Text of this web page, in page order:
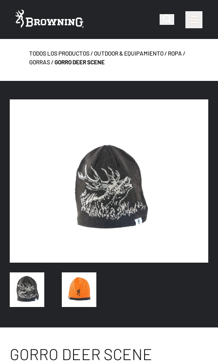
TODOS LOS PRODUCTOS OUTDOOR & EQUIPAMIENTO
ROPA
GORRAS
GORRO DEER SCENE
GORRO DEER SCENE